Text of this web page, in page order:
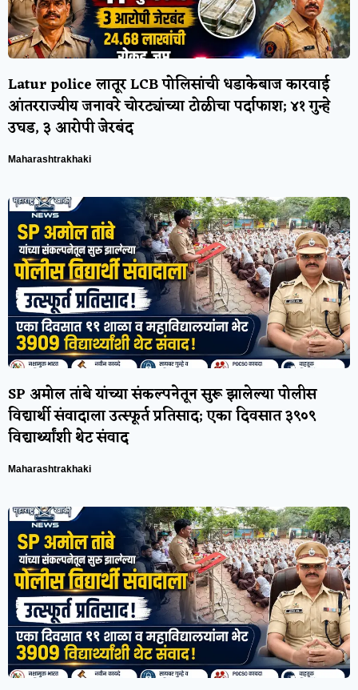
Latur police लातूर LCB पोलिसांची धडाकेबाज कारवाई
आंतरराज्यीय जनावरे चोरट्यांच्या टोळीचा पर्दाफाश; ४१ गुन्हे
उघड, ३ आरोपी जेरबंद
Maharashtrakhaki
SP अमोल तांबे यांच्या संकल्पनेतून सुरू झालेल्या पोलीस
विद्यार्थी संवादाला उत्स्फूर्त प्रतिसाद; एका दिवसात ३९०९
विद्यार्थ्यांशी थेट संवाद
Maharashtrakhaki